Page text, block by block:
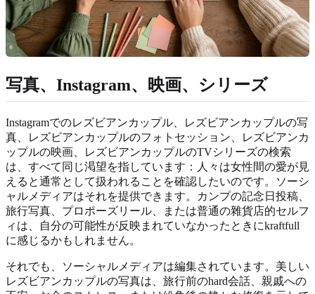
写真、Instagram、映画、シリーズ
Instagramでのレズビアンカップル、レズビアンカップルの写
真、レズビアンカップルのフォトセッション、レズビアンカ
ップルの映画、レズビアンカップルのTVシリーズの検索
は、すべて同じ渇望を指しています：人々は女性間の愛が見
えると通常として扱われることを確認したいのです。ソーシ
ャルメディアはそれを提供できます。カンプの記念日投稿、
旅行写真、プロポーズリール、または普通の雜貨店的セルフ
ィは、自分の可能性が反映まれていなかったときにkraftfull
に感じるかもしれません。
それでも、ソーシャルメディアは編集されています。美しい
レズビアンカップルの写真は、旅行前のhard会話、親戚への